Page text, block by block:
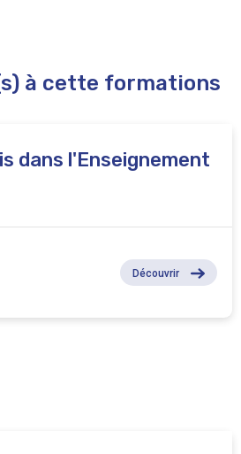
à cette formations
dans l'Enseignement
Découvrir